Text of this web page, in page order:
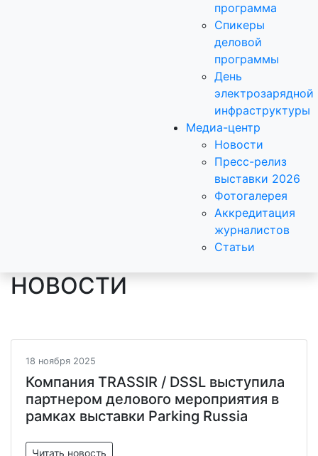
программа
Спикеры
деловой
программы
День
электрозарядной
инфраструктуры
Медиа-центр
Новости
Пресс-релиз
выставки 2026
Фотогалерея
Аккредитация
журналистов
Статьи
НОВОСТИ
18 ноября 2025
Компания TRASSIR / DSSL выступила
партнером делового мероприятия в
рамках выставки Parking Russia
Читать новость